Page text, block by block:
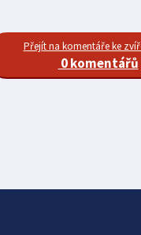
Přejít na komentáře ke
0 komentářů